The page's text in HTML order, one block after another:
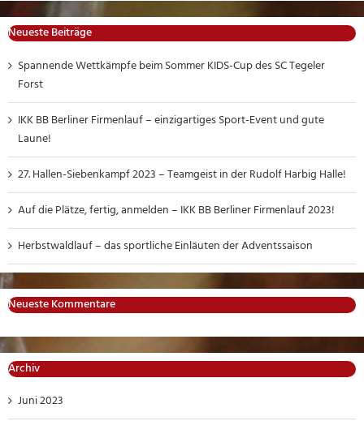
Neueste Beiträge
Spannende Wettkämpfe beim Sommer KIDS-Cup des SC Tegeler
Forst
IKK BB Berliner Firmenlauf – einzigartiges Sport-Event und gute
Laune!
27. Hallen-Siebenkampf 2023 – Teamgeist in der Rudolf Harbig Halle!
Auf die Plätze, fertig, anmelden – IKK BB Berliner Firmenlauf 2023!
Herbstwaldlauf – das sportliche Einläuten der Adventssaison
Neueste Kommentare
Archiv
Juni 2023